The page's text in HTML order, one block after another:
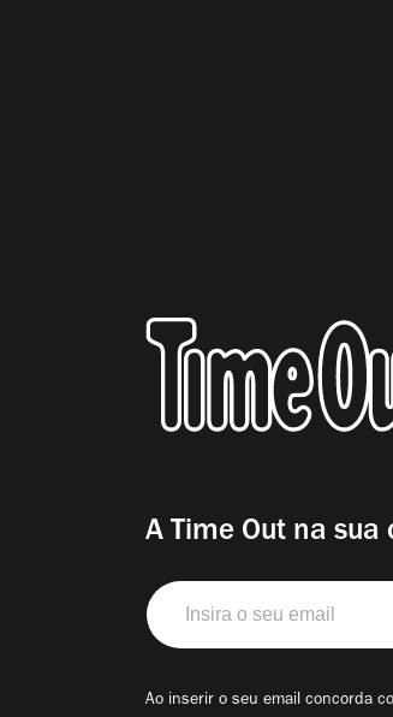
A Time Out na sua
Insira
o
seu
Ao inserir o seu email concorda